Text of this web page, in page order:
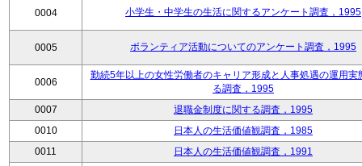
0004 小学生・中学生の生活に関するアンケート調査，1995
0005 ボランティア活動についてのアンケート調査，1995
0006
勤続5年以上の女性労働者のキャリア形成と人事処遇の運用実
る調査，1995
0007
退職金制度に関する調査，1995
0010
日本人の生活価値観調査，1985
0011
日本人の生活価値観調査，1991